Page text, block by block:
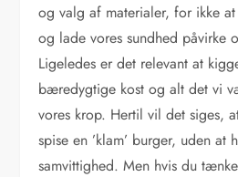
og valg af materialer, for ikke
og lade vores sundhed påvirke
Ligeledes er det relevant at
bæredygtige kost og alt det vi
vores krop. Hertil vil det siges,
spise en ’klam’ burger, uden at
samvittighed. Men hvis du